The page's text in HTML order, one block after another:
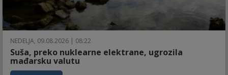
NEDELJA, 09.08.2026 | 08:22
Suša, preko nuklearne elektrane, ugrozila
mađarsku valutu